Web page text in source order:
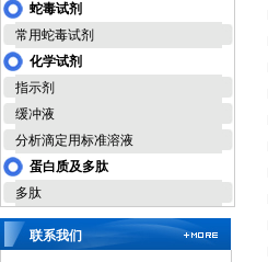
蛇毒试剂
常用蛇毒试剂
化学试剂
指示剂
缓冲液
分析滴定用标准溶液
蛋白质及多肽
多肽
联系我们